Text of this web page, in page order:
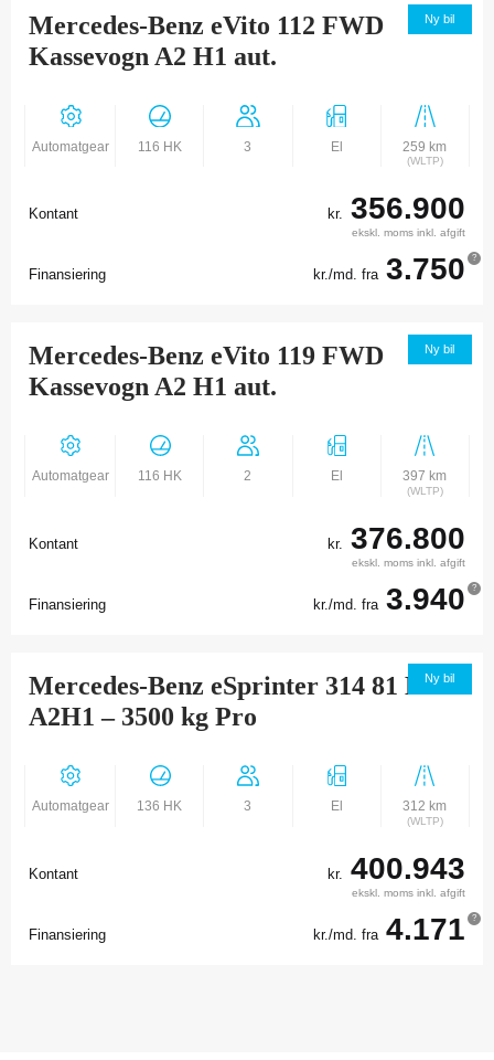
Ny bil
Mercedes-Benz eVito 112 FWD
Kassevogn A2 H1 aut.
Automatgear 116 HK 3 El 259 km
(WLTP)
Kontant kr. 356.900
ekskl. moms inkl. afgift
Finansiering kr./md. fra 3.750 ?
Ny bil
Mercedes-Benz eVito 119 FWD
Kassevogn A2 H1 aut.
Automatgear 116 HK 2 El 397 km
(WLTP)
Kontant kr. 376.800
ekskl. moms inkl. afgift
Finansiering kr./md. fra 3.940 ?
Ny bil
Mercedes-Benz eSprinter 314 81 Kwh
A2H1 – 3500 kg Pro
Automatgear 136 HK 3 El 312 km
(WLTP)
Kontant kr. 400.943
ekskl. moms inkl. afgift
Finansiering kr./md. fra 4.171 ?